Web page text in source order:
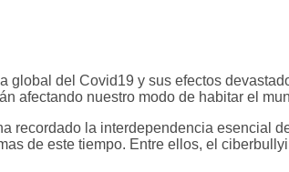
global del Covid19 y sus efectos
afectando nuestro modo de habitar el
recordado la interdependencia esencial
de este tiempo. Entre ellos, el